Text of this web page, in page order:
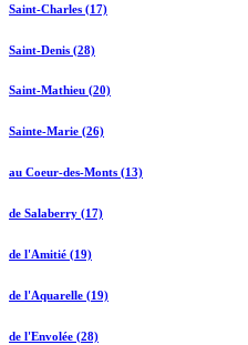
Saint-Charles (17)
Saint-Denis (28)
Saint-Mathieu (20)
Sainte-Marie (26)
au Coeur-des-Monts (13)
de Salaberry (17)
de l'Amitié (19)
de l'Aquarelle (19)
de l'Envolée (28)